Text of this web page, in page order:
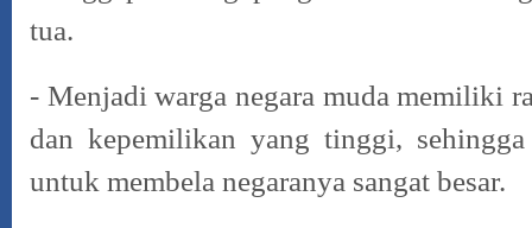
tua.
- Menjadi warga negara muda memiliki
dan kepemilikan yang tinggi,
untuk membela negaranya sangat besar.